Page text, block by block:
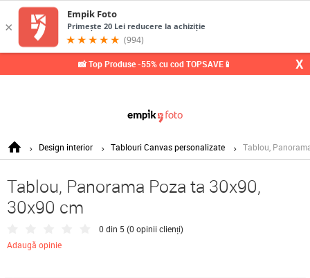
📸 Top Produse -55% cu cod TOPSAVE📱 X
Design interior Tablouri Canvas personalizate Tablou,
Tablou, Panorama Poza ta 30x90,
30x90 cm
0 din 5 (0 opinii clienți)
Adaugă opinie